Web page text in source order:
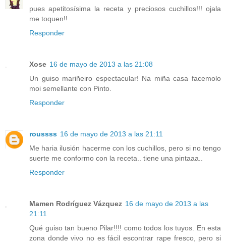
pues apetitosísima la receta y preciosos cuchillos!!! ojala
me toquen!!
Responder
Xose 16 de mayo de 2013 a las 21:08
Un guiso mariñeiro espectacular! Na miña casa facemolo
moi semellante con Pinto.
Responder
roussss 16 de mayo de 2013 a las 21:11
Me haria ilusión hacerme con los cuchillos, pero si no tengo
suerte me conformo con la receta.. tiene una pintaaa..
Responder
Mamen Rodríguez Vázquez 16 de mayo de 2013 a las
21:11
Qué guiso tan bueno Pilar!!!! como todos los tuyos. En esta
zona donde vivo no es fácil escontrar rape fresco, pero si